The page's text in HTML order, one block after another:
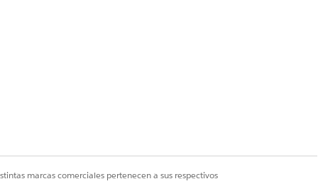
marcas comerciales pertenecen a sus respectivos